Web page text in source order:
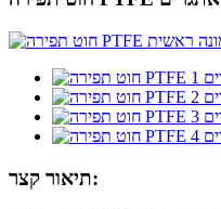
תיאור קצר: